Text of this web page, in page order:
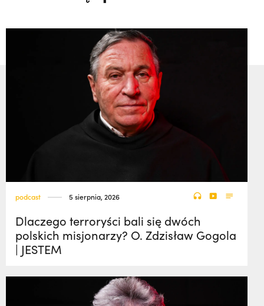
podcast 5 sierpnia, 2026
Dlaczego terroryści bali się dwóch
polskich misjonarzy? O. Zdzisław Gogola
| JESTEM